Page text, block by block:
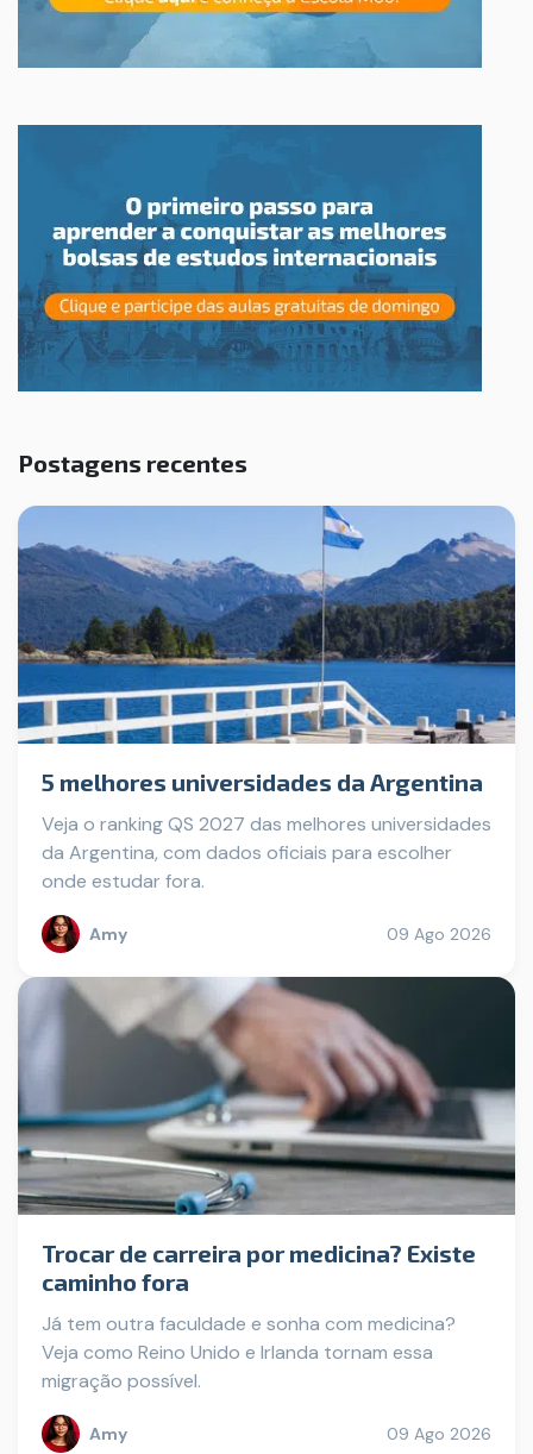
Postagens recentes
5 melhores universidades da Argentina
Veja o ranking QS 2027 das melhores universidades
da Argentina, com dados oficiais para escolher
onde estudar fora.
Amy 09 Ago 2026
Trocar de carreira por medicina? Existe
caminho fora
Já tem outra faculdade e sonha com medicina?
Veja como Reino Unido e Irlanda tornam essa
migração possível.
Amy 09 Ago 2026